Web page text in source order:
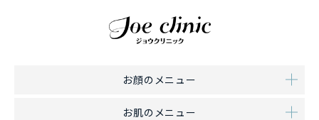
お顔のメニュー
お肌のメニュー